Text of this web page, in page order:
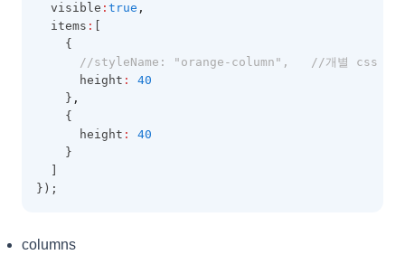
  visible
: true ,
  items
:
    {
//styleName: "orange-column",   //개별 css 스타
      height
:
40
    }
,
    {
      height
:
40
    }
});
columns